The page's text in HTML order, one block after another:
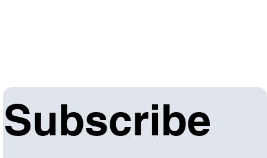
Subscribe